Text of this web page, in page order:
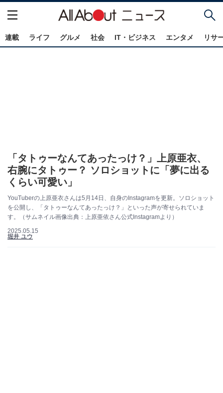
連載 ライフ グルメ 社会 IT・ビジネス エンタメ リサ
「タトゥーなんてあったっけ？」上原亜衣、
右腕にタトゥー？ ソロショットに「夢に出る
くらい可愛い」
YouTuberの上原亜衣さんは5月14日、自身のInstagramを更新。ソロショット
を公開し、「タトゥーなんてあったっけ？」といった声が寄せられていま
す。（サムネイル画像出典：上原亜依さん公式Instagramより）
2025.05.15
堀井 ユウ